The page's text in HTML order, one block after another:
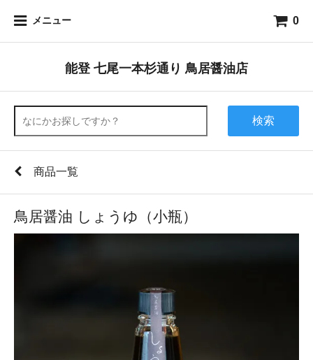
メニュー 0
能登 七尾一本杉通り 鳥居醤油店
検索
商品一覧
鳥居醤油 しょうゆ（小瓶）